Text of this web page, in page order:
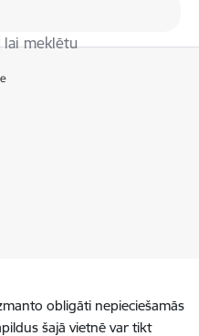
lai meklētu
obligāti nepieciešamās
šajā vietnē var tikt